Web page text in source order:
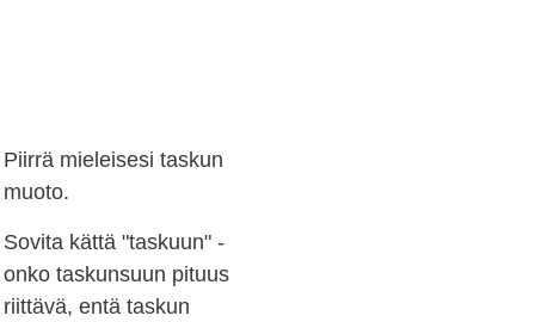
Piirrä mieleisesi taskun
muoto.
Sovita kättä "taskuun" -
onko taskunsuun pituus
riittävä, entä taskun